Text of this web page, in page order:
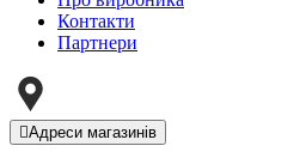
Контакти
Партнери
Адреси магазинів